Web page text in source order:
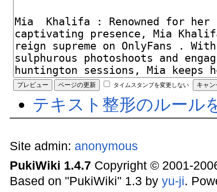
タイムスタンプを変更しない
テキスト整形のルール
Site admin: anonymous
PukiWiki 1.4.7 Copyright © 2001-
Based on "PukiWiki" 1.3 by yu-ji.